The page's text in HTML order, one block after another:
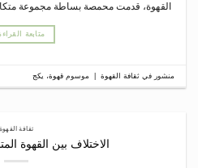
القهوة، قدمت محمصة بساطة مجموعة
متابعة
منشور فيثقافة القهوة | موسومقهوة، يكج
ثقافة القهوة
الاختلاف بين القهوة